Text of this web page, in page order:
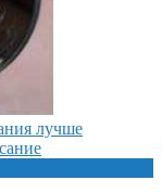
лучше